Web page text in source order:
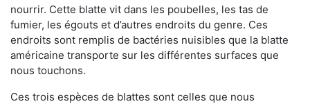
nourrir. Cette blatte vit dans les poubelles, les tas de
fumier, les égouts et d’autres endroits du genre. Ces
endroits sont remplis de bactéries nuisibles que la blatte
américaine transporte sur les différentes surfaces que
nous touchons.
Ces trois espèces de blattes sont celles que nous